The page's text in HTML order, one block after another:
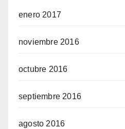
enero 2017
noviembre 2016
octubre 2016
septiembre 2016
agosto 2016